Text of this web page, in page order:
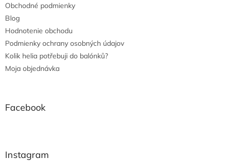
Obchodné podmienky
Blog
Hodnotenie obchodu
Podmienky ochrany osobných údajov
Kolik helia potřebuji do balónků?
Moja objednávka
Facebook
Instagram